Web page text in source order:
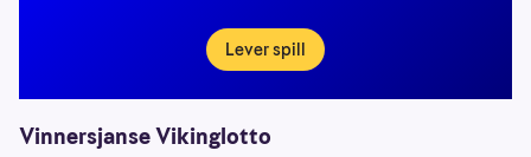
Lever spill
Vinnersjanse Vikinglotto